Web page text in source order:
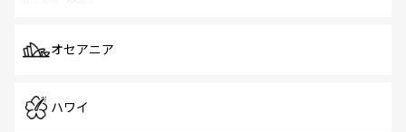
オセアニア
ハワイ